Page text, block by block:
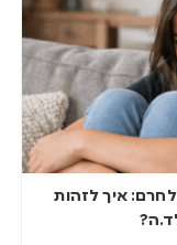
איך לזהות